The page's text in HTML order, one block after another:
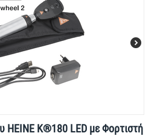
HEINE K®180 LED με Φορτιστή